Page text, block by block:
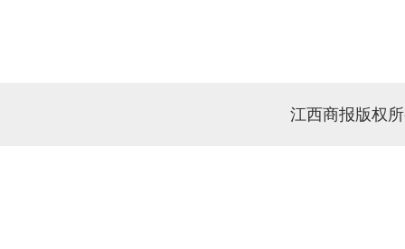
江西商报版权